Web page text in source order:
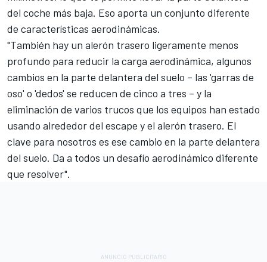
del coche más baja. Eso aporta un conjunto diferente
de características aerodinámicas.
"También hay un alerón trasero ligeramente menos
profundo para reducir la carga aerodinámica, algunos
cambios en la parte delantera del suelo – las 'garras de
oso' o 'dedos' se reducen de cinco a tres – y la
eliminación de varios trucos que los equipos han estado
usando alrededor del escape y el alerón trasero. El
clave para nosotros es ese cambio en la parte delantera
del suelo. Da a todos un desafío aerodinámico diferente
que resolver".